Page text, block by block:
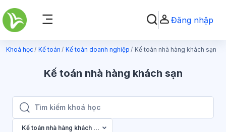
Chuyển tới nội dung chính
Chuyển đổi chọn tìm
Đăng nhập
Khoá học Kế toán Kế toán doanh nghiệp Kế toán nhà hàng khách sạn
Kế toán nhà hàng khách sạn
Tìm kiếm khoá học
Tìm kiếm khoá học
Kế toán nhà hàng khách sạn